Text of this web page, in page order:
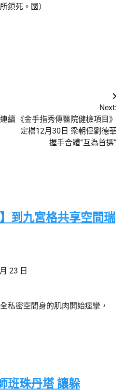
鎖死。國）
續
Next:
《金手指秀傳醫院健檢項目》
定檔12月30日 梁朝偉劉德華
握手合體“互為首選”
】到九宮格共享空間瑞
23 日
私密空間身的肌肉開始痙攣，
班珠丹塔 讓躲